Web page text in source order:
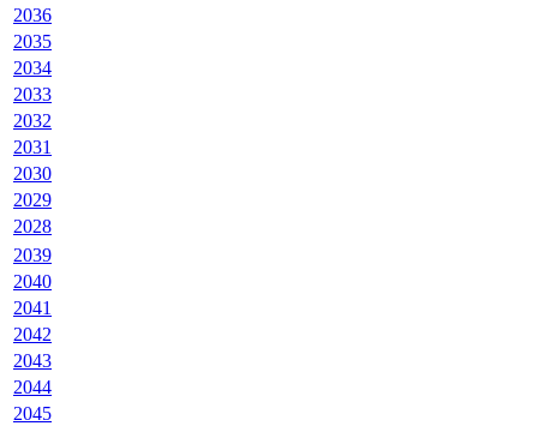
2036
2035
2034
2033
2032
2031
2030
2029
2028
2039
2040
2041
2042
2043
2044
2045